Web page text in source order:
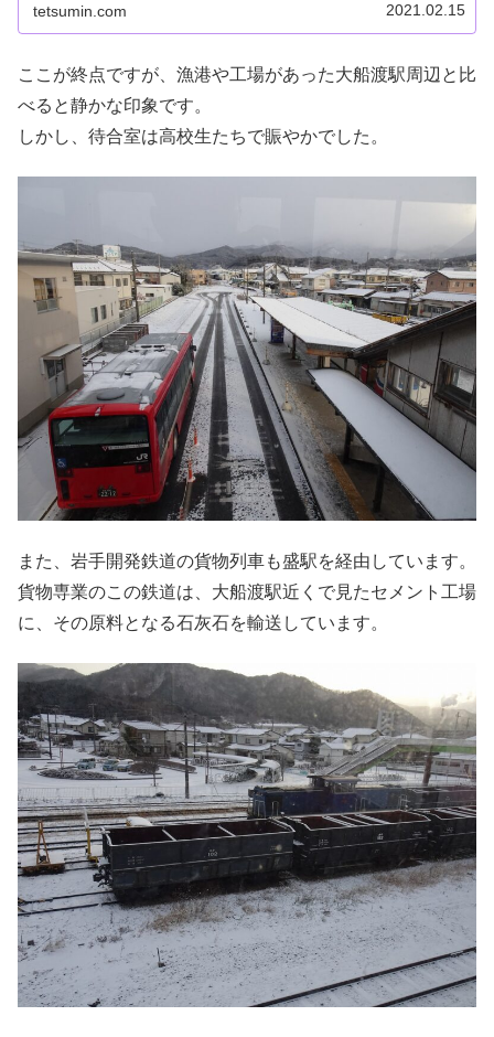
tetsumin.com 2021.02.15
ここが終点ですが、漁港や工場があった大船渡駅周辺と比
べると静かな印象です。
しかし、待合室は高校生たちで賑やかでした。
また、岩手開発鉄道の貨物列車も盛駅を経由しています。
貨物専業のこの鉄道は、大船渡駅近くで見たセメント工場
に、その原料となる石灰石を輸送しています。